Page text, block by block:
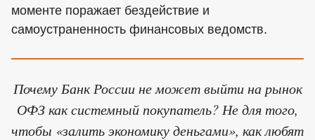
моменте поражает бездействие и
самоустраненность финансовых ведомств.
Почему Банк России не может выйти на рынок
ОФЗ как системный покупатель? Не для того,
чтобы «залить экономику деньгами», как любят